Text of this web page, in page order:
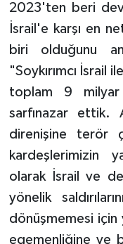
2023'ten beri
İsrail'e karşı en
biri olduğunu
"Soykırımcı İsrail
toplam 9 milyar
sarfınazar ettik.
direnişine terör
kardeşlerimizin
olarak İsrail ve
yönelik
dönüşmemesi için
egemenliğine ve